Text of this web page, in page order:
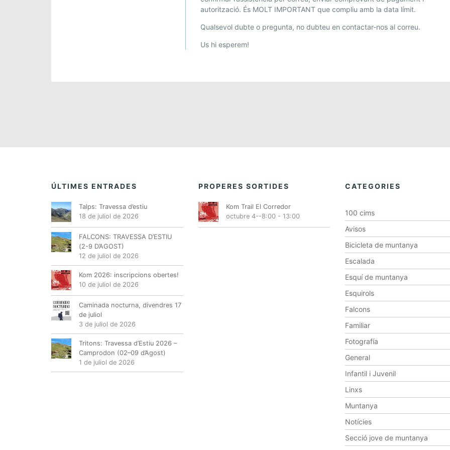
autorització. És MOLT IMPORTANT que compliu amb la data límit.
Qualsevol dubte o pregunta, no dubteu en contactar-nos al correu.
Us hi esperem!
ÚLTIMES ENTRADES
Talps: Travessa d’estiu
18 de juliol de 2026
FALCONS: TRAVESSA D’ESTIU
(2-9 D’AGOST)
12 de juliol de 2026
Kom 2026: inscripcions obertes!
10 de juliol de 2026
Caminada nocturna, divendres 17
de juliol
3 de juliol de 2026
Tritons: Travessa d’Estiu 2026 –
Camprodon (02–09 d’Agost)
1 de juliol de 2026
PROPERES SORTIDES
Kom Trail El Corredor
octubre 4--8:00- 13:00
CATEGORIES
100 cims
Avisos
Bicicleta de muntanya
Escalada
Esquí de muntanya
Esquirols
Falcons
Familiar
Fotografía
General
Infantil i Juvenil
Linxs
Muntanya
Notícies
Secció jove de muntanya